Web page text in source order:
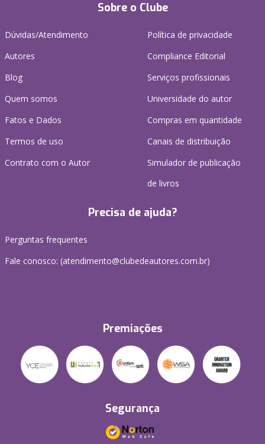
Sobre o Clube
Dúvidas/Atendimento
Autores
Blog
Quem somos
Fatos e Dados
Termos de uso
Contrato com o Autor
Política de privacidade
Compliance Editorial
Serviços profissionais
Universidade do autor
Compras em quantidade
Canais de distribuição
Simulador de publicação
de livros
Precisa de ajuda?
Perguntas frequentes
Fale conosco: (atendimento@clubedeautores.com.br)
Premiações
Segurança